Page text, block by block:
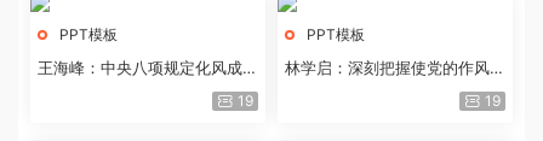
PPT模板
王海峰：中央八项规定化风成俗
19
PPT模板
林学启：深刻把握使党的作风全
19